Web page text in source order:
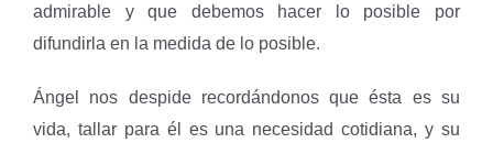
admirable y que debemos hacer lo posible por
difundirla en la medida de lo posible.
Ángel nos despide recordándonos que ésta es su
vida, tallar para él es una necesidad cotidiana, y su